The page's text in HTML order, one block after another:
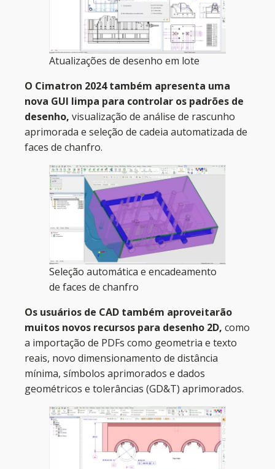
Atualizações de desenho em lote
O Cimatron 2024 também apresenta uma
nova GUI limpa para controlar os padrões de
desenho, visualização de análise de rascunho
aprimorada e seleção de cadeia automatizada de
faces de chanfro.
Seleção automática e encadeamento
de faces de chanfro
Os usuários de CAD também aproveitarão
muitos novos recursos para desenho 2D, como
a importação de PDFs como geometria e texto
reais, novo dimensionamento de distância
mínima, símbolos aprimorados e dados
geométricos e tolerâncias (GD&T) aprimorados.